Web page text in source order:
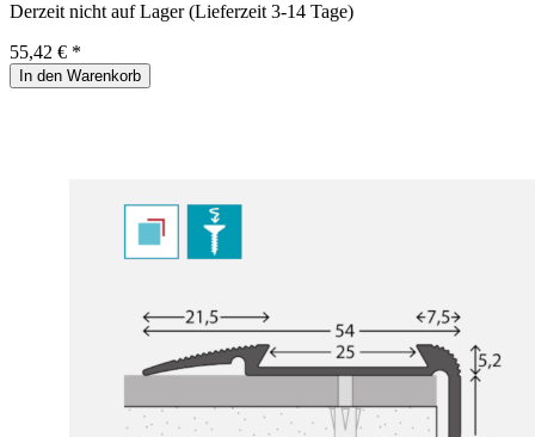
Derzeit nicht auf Lager (Lieferzeit 3-14 Tage)
55,42 € *
In den Warenkorb